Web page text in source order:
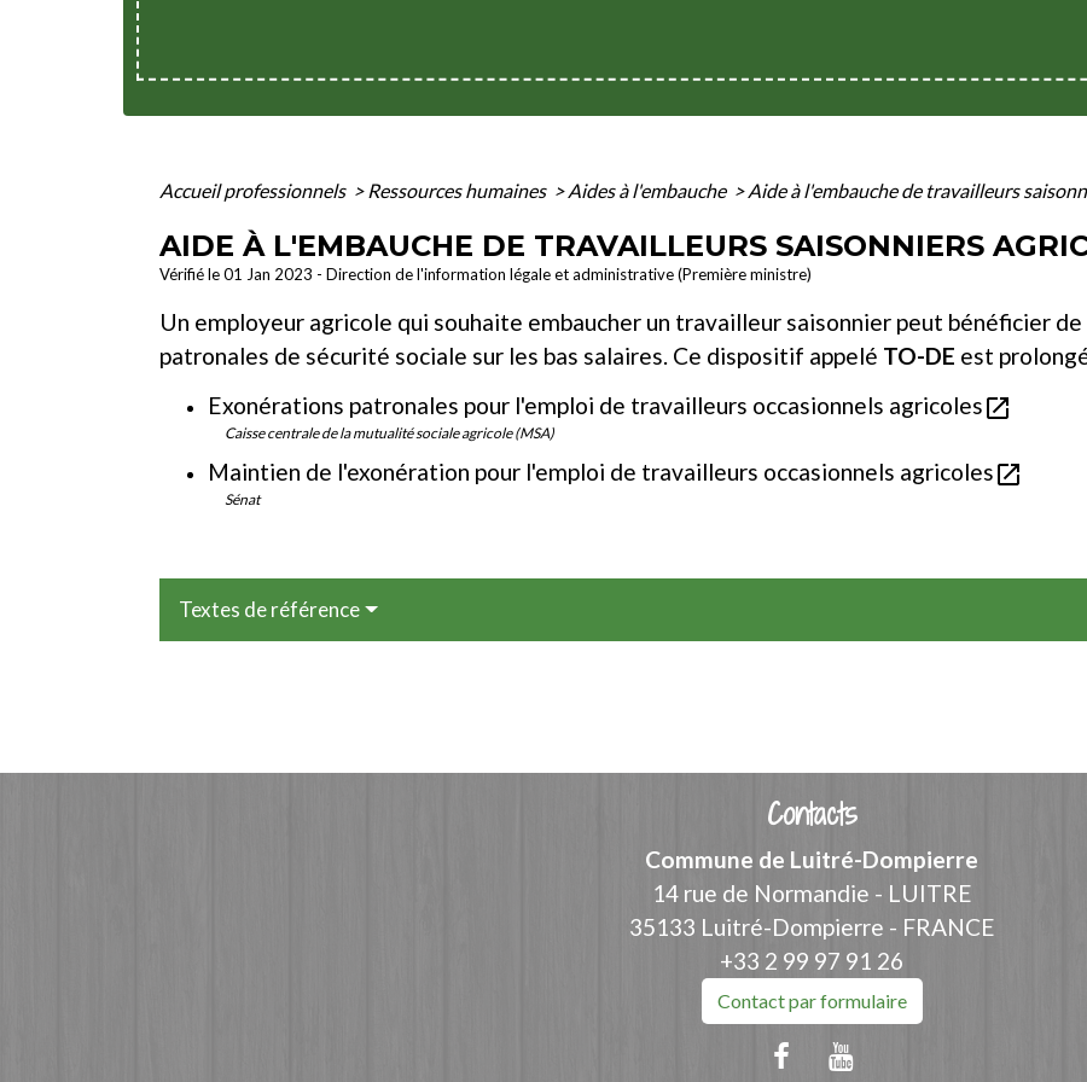
Accueil professionnels > Ressources humaines > Aides à l'embauche > Aide à l'embauche de travailleurs
AIDE À L'EMBAUCHE DE TRAVAILLEURS SAISONNIERS
Vérifié le 01 Jan 2023 - Direction de l'information légale et administrative (Première ministre)
Un employeur agricole qui souhaite embaucher un travailleur saisonnier peut bénéficier
patronales de sécurité sociale sur les bas salaires. Ce dispositif appelé TO-DE est
Exonérations patronales pour l'emploi de travailleurs occasionnels agricolesopen_in_new
Caisse centrale de la mutualité sociale agricole (MSA)
Maintien de l'exonération pour l'emploi de travailleurs occasionnels agricolesopen_in_new
Sénat
Textes de référence
Contacts
Commune de Luitré-Dompierre
14 rue de Normandie - LUITRE
35133 Luitré-Dompierre - FRANCE
+33 2 99 97 91 26
Contact par formulaire